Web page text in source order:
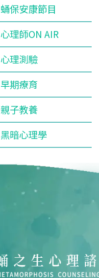
蛹保安康節目
心理師ON AIR
心理測驗
早期療育
親子教養
黑暗心理學